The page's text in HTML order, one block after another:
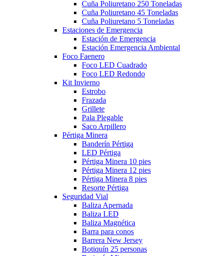
Cuña Poliuretano 250 Toneladas
Cuña Poliuretano 45 Toneladas
Cuña Poliuretano 5 Toneladas
Estaciones de Emergencia
Estación de Emergencia
Estación Emergencia Ambiental
Foco Faenero
Foco LED Cuadrado
Foco LED Redondo
Kit Invierno
Estrobo
Frazada
Grillete
Pala Plegable
Saco Arpillero
Pértiga Minera
Banderín Pértiga
LED Pértiga
Pértiga Minera 10 pies
Pértiga Minera 12 pies
Pértiga Minera 8 pies
Resorte Pértiga
Seguridad Vial
Baliza Apernada
Baliza LED
Baliza Magnética
Barra para conos
Barrera New Jersey
Botiquín 25 personas